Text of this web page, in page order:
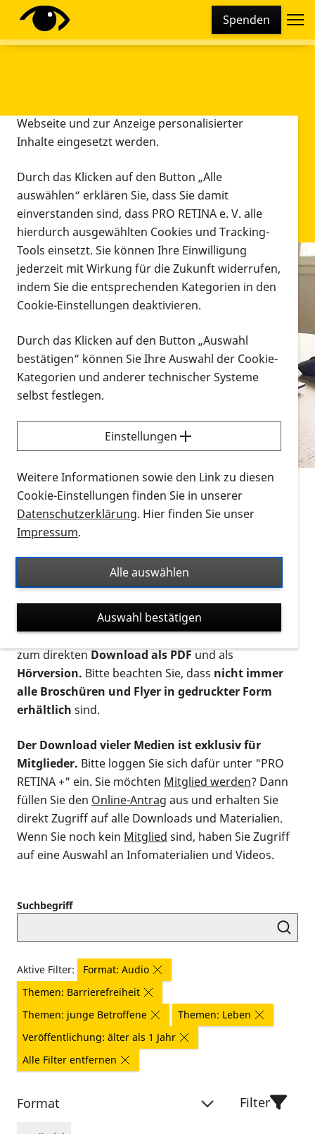
Spenden
Infomaterial
Infomaterial
Vorlesen
Alle Infomaterialien in verschiedenen
Formaten an einem Ort
Sie möchten wissen, wie Sie nach Infonmaterial
suchen und dieses bestellen bzw. herunterladen
können? Schauen Sie sich dieErklärvideos zum
Thema Infomaterial auf der PRO RETINA-Website
für blinde und sehbehinderte Menschen an.
Auf dieser Seite finden Sie sämtliches Infomaterial
Ort. Nutzen Sie den Formatfilter, um ausschließlich
nach Flyern und Broschüren, Audios oder Videos zu
suchen. Die meisten Flyer und Broschüren werden in
verschiedenen Formaten angeboten: zur
postalischen Bestellung als gedruckte Variante
zum direktenDownload als PDFund als
Hörversion. Bitte beachten Sie, dass nicht immer
alle Broschüren und Flyer in gedruckter Form
erhältlich sind.
Der Download vieler Medien ist exklusiv für
Mitglieder. Bitte loggen Sie sich dafür unter "PRO
RETINA +" ein. Sie möchten Mitglied werden? Dann
füllen Sie den Online-Antrag aus und erhalten Sie
direkt Zugriff auf alle Downloads und Materialien.
Wenn Sie noch kein Mitglied sind, haben Sie Zugriff
auf eine Auswahl an Infomaterialien und Videos.
Suchbegriff
Aktive Filter:
Format: Audio
Themen: Barrierefreiheit
Themen: junge Betroffene
Themen: Leben
Veröffentlichung: älter als 1 Jahr
Alle Filter entfernen
Format Filter
Diese Webseite setzt verschiedene Cookies und
Tracking-Tools ein. Dies beinhaltet Cookies und
Webseite und zur Anzeige personalisierter
Inhalte eingesetzt werden.
Durch das Klicken auf den Button „Alle
auswählen“ erklären Sie, dass Sie damit
einverstanden sind, dass PRO RETINA e. V. alle
hierdurch ausgewählten Cookies und Tracking-
Tools einsetzt. Sie können Ihre Einwilligung
jederzeit mit Wirkung für die Zukunft widerrufen,
indem Sie die entsprechenden Kategorien in den
Cookie-Einstellungen deaktivieren.
Durch das Klicken auf den Button „Auswahl
bestätigen“ können Sie Ihre Auswahl der Cookie-
Kategorien und anderer technischer Systeme
selbst festlegen.
Einstellungen
Weitere Informationen sowie den Link zu diesen
Cookie-Einstellungen finden Sie in unserer
Datenschutzerklärung. Hier finden Sie unser
Impressum.
Alle auswählen
Auswahl bestätigen